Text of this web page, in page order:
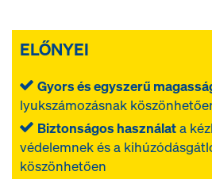
ELŐNYEI
Gyors és egyszerű
lyukszámozásnak
Biztonságos használata
védelemnek és a
köszönhetően